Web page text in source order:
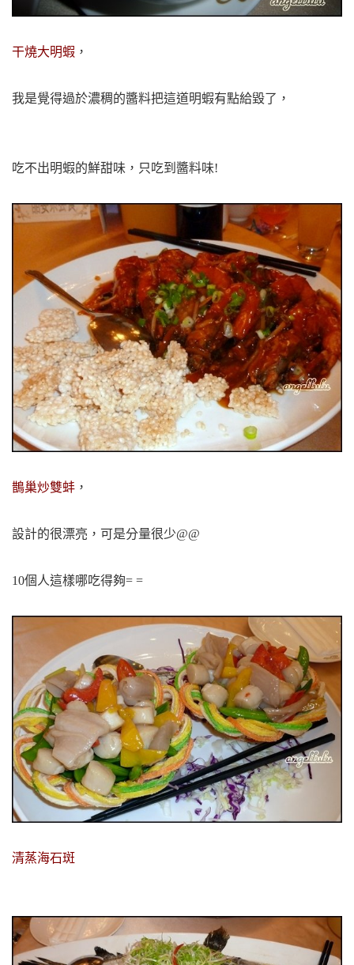
干燒大明蝦 ，
我是覺得過於濃稠的醬料把這道明蝦有點給毀了，
吃不出明蝦的鮮甜味，只吃到醬料味!
鵲巢炒雙蚌 ，
設計的很漂亮，可是分量很少@@
10個人這樣哪吃得夠= =
清蒸海石斑